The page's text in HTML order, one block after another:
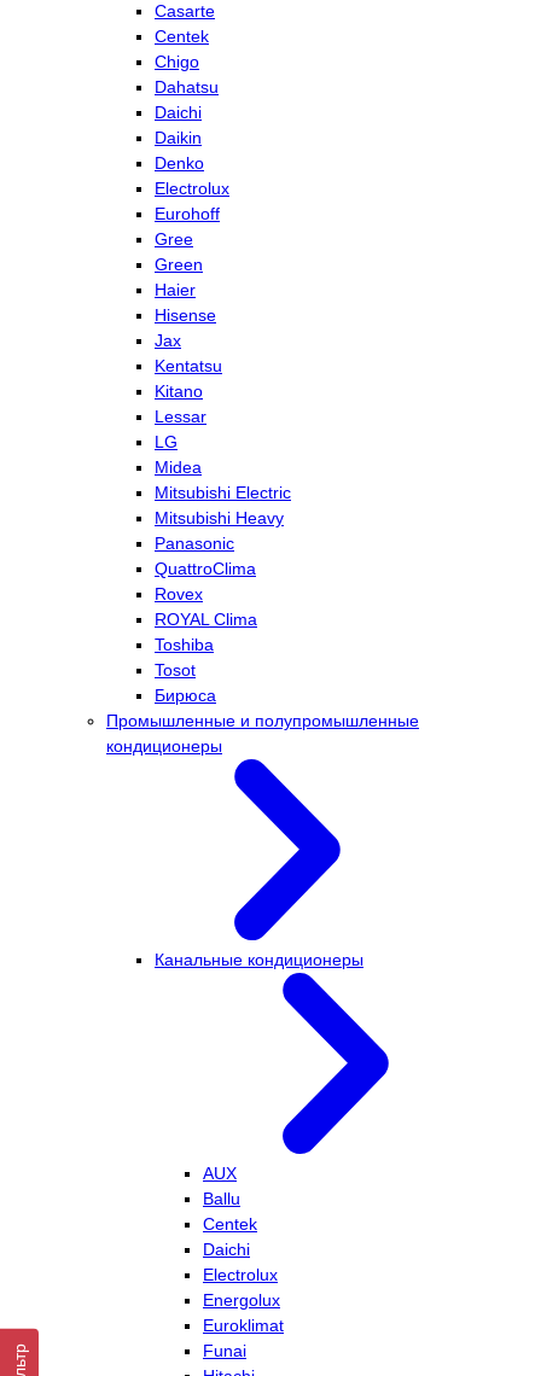
Casarte
Centek
Chigo
Dahatsu
Daichi
Daikin
Denko
Electrolux
Eurohoff
Gree
Green
Haier
Hisense
Jax
Kentatsu
Kitano
Lessar
LG
Midea
Mitsubishi Electric
Mitsubishi Heavy
Panasonic
QuattroClima
Rovex
ROYAL Clima
Toshiba
Tosot
Бирюса
Промышленные и полупромышленные
кондиционеры
Канальные кондиционеры
AUX
Ballu
Centek
Daichi
Electrolux
Energolux
Euroklimat
Funai